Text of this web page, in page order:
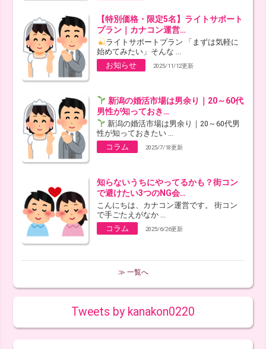
【特別価格・限定5名】ライトサポート
プラン｜カナコン運営…
ライトサポートプラン 「まずは気軽に
始めてみたい」そんな ...
お知らせ
2025/11/12更新
新潟の婚活市場は男余り｜20～60代
男性が知っておき…
新潟の婚活市場は男余り｜20～60代男
性が知っておきたい ...
コラム
2025/7/18更新
知らないうちにやってるかも？街コン
で避けたい3つのNG会…
こんにちは、カナコン運営です。 街コン
で手ごたえがなか ...
コラム
2025/6/26更新
≫ 一覧へ
Tweets by kanakon0220